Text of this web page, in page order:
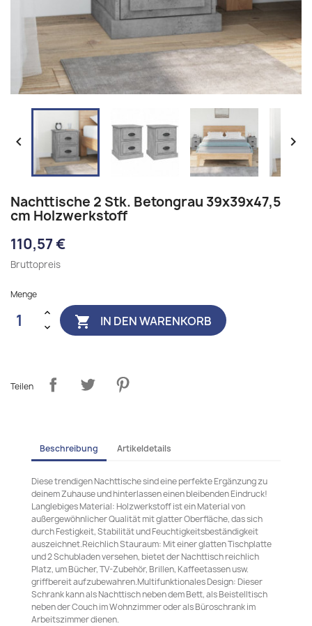
 
Nachttische 2 Stk. Betongrau 39x39x47,5
cm Holzwerkstoff
110,57 €
Bruttopreis
Menge
 IN DEN WARENKORB
Teilen
Beschreibung Artikeldetails
Diese trendigen Nachttische sind eine perfekte Ergänzung zu
deinem Zuhause und hinterlassen einen bleibenden Eindruck!
Langlebiges Material: Holzwerkstoff ist ein Material von
außergewöhnlicher Qualität mit glatter Oberfläche, das sich
durch Festigkeit, Stabilität und Feuchtigkeitsbeständigkeit
auszeichnet.Reichlich Stauraum: Mit einer glatten Tischplatte
und 2 Schubladen versehen, bietet der Nachttisch reichlich
Platz, um Bücher, TV-Zubehör, Brillen, Kaffeetassen usw.
griffbereit aufzubewahren.Multifunktionales Design: Dieser
Schrank kann als Nachttisch neben dem Bett, als Beistelltisch
neben der Couch im Wohnzimmer oder als Büroschrank im
Arbeitszimmer dienen.